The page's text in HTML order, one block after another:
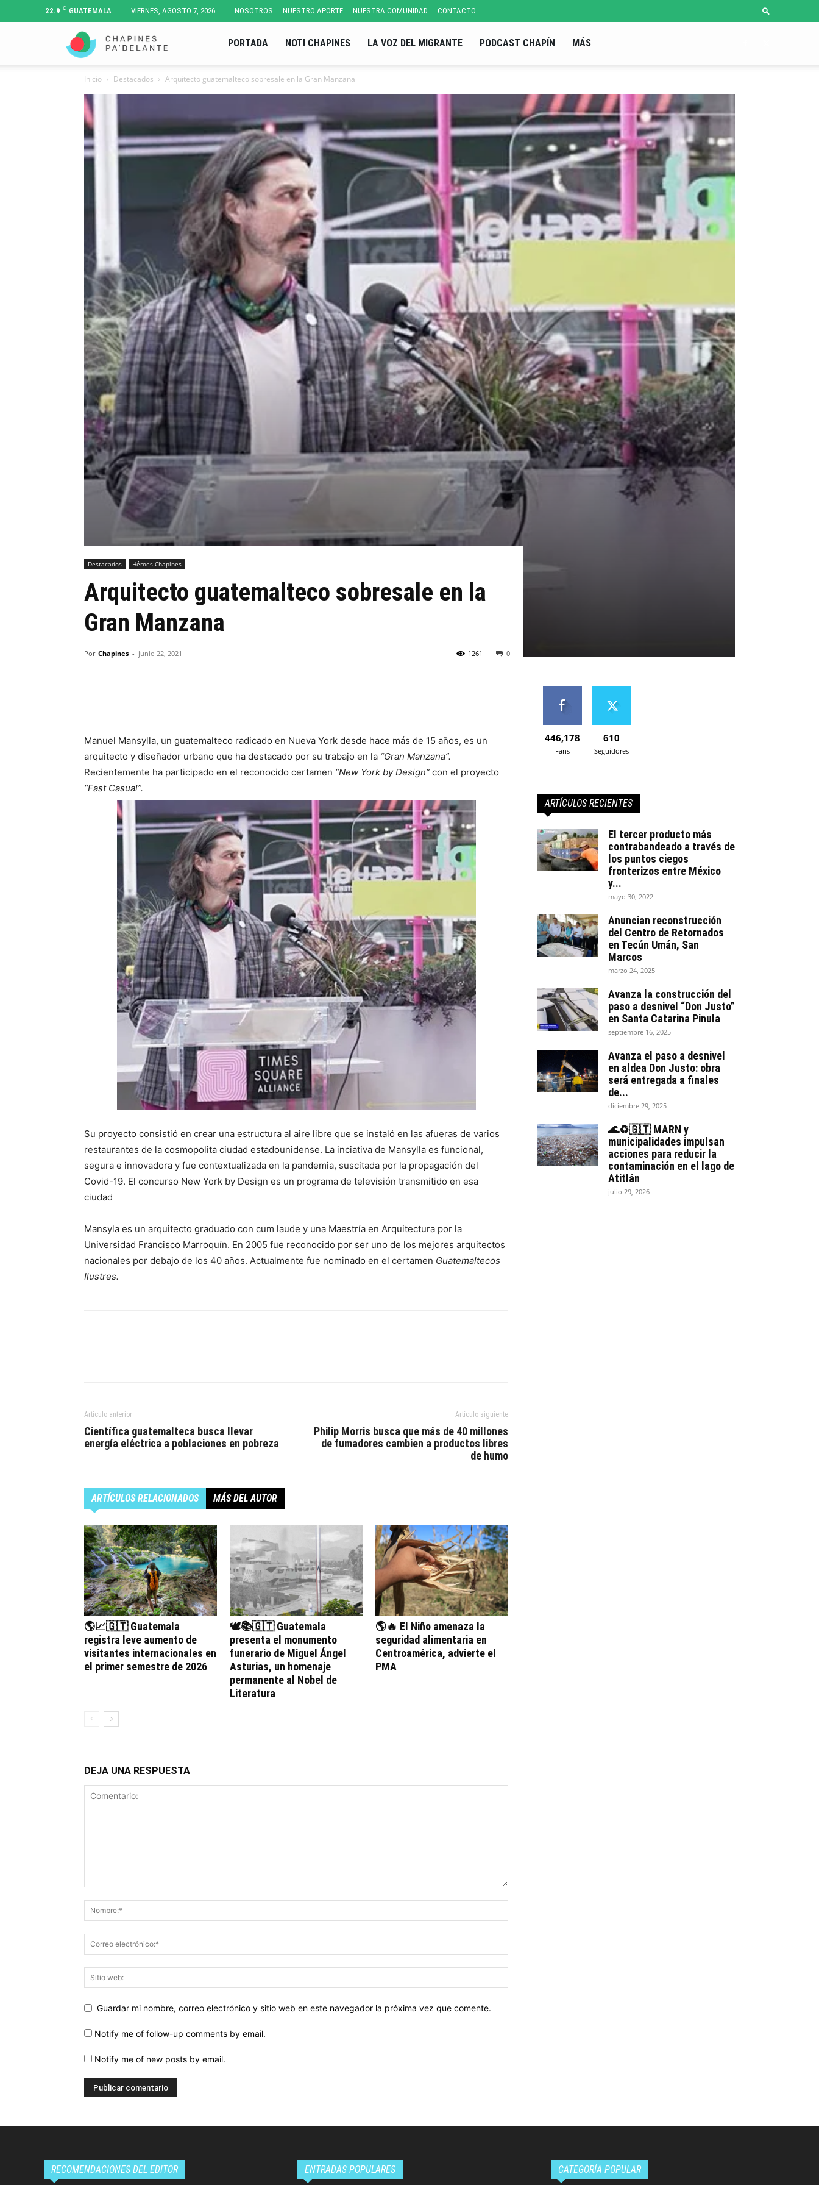
22.9 C GUATEMALA VIERNES, AGOSTO 7, 2026 NOSOTROS NUESTRO APORTE NUESTRA COMUNIDAD CONTACTO
Pa'
Delante
PORTADA NOTI CHAPINES LA VOZ DEL MIGRANTE PODCAST CHAPÍN MÁS
Inicio Destacados Arquitecto guatemalteco sobresale en la Gran Manzana
Destacados Héroes Chapines
Arquitecto guatemalteco sobresale en la
Gran Manzana
Por Chapines - junio 22, 2021 0
1261
Manuel Mansylla, un guatemalteco radicado en Nueva York desde hace más de 15 años, es un
arquitecto y diseñador urbano que ha destacado por su trabajo en la “Gran Manzana”.
Recientemente ha participado en el reconocido certamen “New York by Design” con el proyecto
“Fast Casual”.
Su proyecto consistió en crear una estructura al aire libre que se instaló en las afueras de varios
restaurantes de la cosmopolita ciudad estadounidense. La inciativa de Mansylla es funcional,
segura e innovadora y fue contextualizada en la pandemia, suscitada por la propagación del
Covid-19. El concurso New York by Design es un programa de televisión transmitido en esa
ciudad
Mansyla es un arquitecto graduado con cum laude y una Maestría en Arquitectura por la
Universidad Francisco Marroquín. En 2005 fue reconocido por ser uno de los mejores arquitectos
nacionales por debajo de los 40 años. Actualmente fue nominado en el certamen Guatemaltecos
Ilustres.
Artículo anterior
Científica guatemalteca busca llevar
energía eléctrica a poblaciones en pobreza
Artículo siguiente
Philip Morris busca que más de 40 millones
de fumadores cambien a productos libres
de humo
ARTÍCULOS RELACIONADOS MÁS DEL AUTOR
🌎📈🇬🇹 Guatemala
registra leve aumento de
visitantes internacionales en
el primer semestre de 2026
🕊️📚🇬🇹 Guatemala
presenta el monumento
funerario de Miguel Ángel
Asturias, un homenaje
permanente al Nobel de
Literatura
🌎🔥 El Niño amenaza la
seguridad alimentaria en
Centroamérica, advierte el
PMA
DEJA UNA RESPUESTA
Guardar mi nombre, correo electrónico y sitio web en este navegador la próxima vez que comente.
Notify me of follow-up comments by email.
Notify me of new posts by email.
446,178
Fans
610
Seguidores
ARTÍCULOS RECIENTES
El tercer producto más
contrabandeado a través de
los puntos ciegos
fronterizos entre México
y...
mayo 30, 2022
Anuncian reconstrucción
del Centro de Retornados
en Tecún Umán, San
Marcos
marzo 24, 2025
Avanza la construcción del
paso a desnivel “Don Justo”
en Santa Catarina Pinula
septiembre 16, 2025
Avanza el paso a desnivel
en aldea Don Justo: obra
será entregada a finales
de...
diciembre 29, 2025
🌊♻️🇬🇹 MARN y
municipalidades impulsan
acciones para reducir la
contaminación en el lago de
Atitlán
julio 29, 2026
RECOMENDACIONES DEL EDITOR ENTRADAS POPULARES CATEGORÍA POPULAR